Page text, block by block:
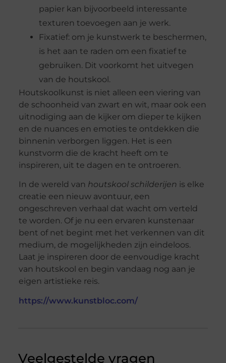
papier kan bijvoorbeeld interessante
texturen toevoegen aan je werk.
Fixatief: om je kunstwerk te beschermen,
is het aan te raden om een fixatief te
gebruiken. Dit voorkomt het uitvegen
van de houtskool.
Houtskoolkunst is niet alleen een viering van
de schoonheid van zwart en wit, maar ook een
uitnodiging aan de kijker om dieper te kijken
en de nuances en emoties te ontdekken die
binnenin verborgen liggen. Het is een
kunstvorm die de kracht heeft om te
inspireren, uit te dagen en te ontroeren.
In de wereld van houtskool schilderijen is elke
creatie een nieuw avontuur, een
ongeschreven verhaal dat wacht om verteld
te worden. Of je nu een ervaren kunstenaar
bent of net begint met het verkennen van dit
medium, de mogelijkheden zijn eindeloos.
Laat je inspireren door de eenvoudige kracht
van houtskool en begin vandaag nog aan je
eigen artistieke reis.
https://www.kunstbloc.com/
Veelgestelde vragen